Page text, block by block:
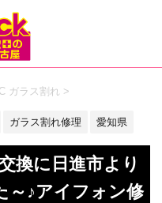
ガラス割れ >
ガラス割れ修理 愛知県
換に日進市より
～♪アイフォン修